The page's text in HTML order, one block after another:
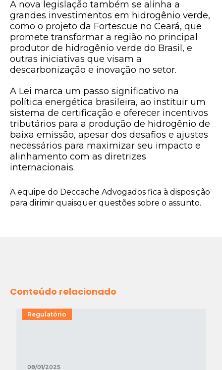
A nova legislação também se alinha a
grandes investimentos em hidrogênio verde,
como o projeto da Fortescue no Ceará, que
promete transformar a região no principal
produtor de hidrogênio verde do Brasil, e
outras iniciativas que visam a
descarbonização e inovação no setor.
A Lei marca um passo significativo na
política energética brasileira, ao instituir um
sistema de certificação e oferecer incentivos
tributários para a produção de hidrogênio de
baixa emissão, apesar dos desafios e ajustes
necessários para maximizar seu impacto e
alinhamento com as diretrizes
internacionais.
A equipe do Deccache Advogados fica à disposição
para dirimir quaisquer questões sobre o assunto.
Conteúdo relacionado
Regulatório
08/01/2025